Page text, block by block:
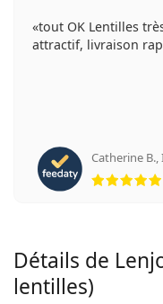
tout OK Lentilles très confortables, prix
attractif, livraison
Catherine B.,
Détails de
lentilles)